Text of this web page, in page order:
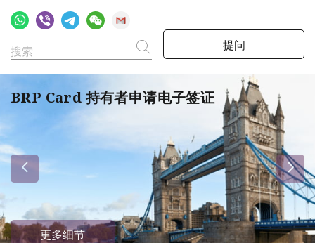
提问
BRP Card 持有者申请电子签证
更多细节